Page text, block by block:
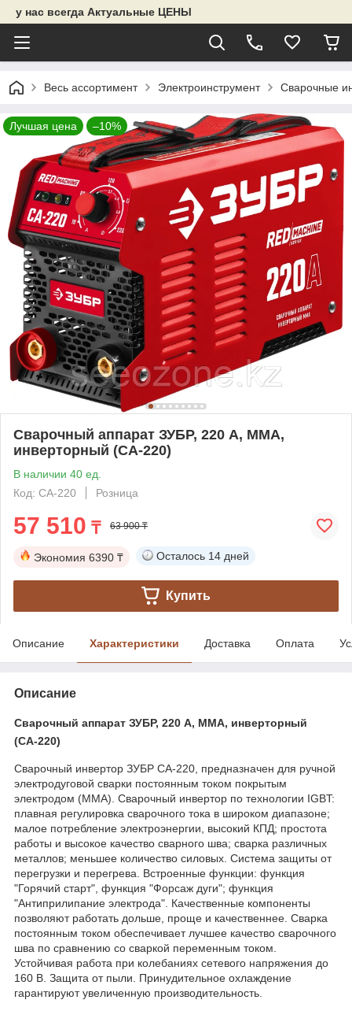
у нас всегда Актуальные ЦЕНЫ
Весь ассортимент Электроинструмент Сварочные
Лучшая цена –10%
Сварочный аппарат ЗУБР, 220 А, MMA,
инверторный (СА-220)
В наличии 40 ед.
Код: СА-220
Розница
57 510 ₸ 63 900 ₸
Экономия 6390 ₸ Осталось 14 дней
Купить
Описание Характеристики Доставка Оплата
Описание
Сварочный аппарат ЗУБР, 220 А, MMA, инверторный
(СА-220)
Сварочный инвертор ЗУБР СА-220, предназначен для ручной
электродуговой сварки постоянным током покрытым
электродом (ММА). Сварочный инвертор по технологии IGBT:
плавная регулировка сварочного тока в широком диапазоне;
малое потребление электроэнергии, высокий КПД; простота
работы и высокое качество сварного шва; сварка различных
металлов; меньшее количество силовых. Система защиты от
перегрузки и перегрева. Встроенные функции: функция
"Горячий старт", функция "Форсаж дуги"; функция
"Антиприлипание электрода". Качественные компоненты
позволяют работать дольше, проще и качественнее. Сварка
постоянным током обеспечивает лучшее качество сварочного
шва по сравнению со сваркой переменным током.
Устойчивая работа при колебаниях сетевого напряжения до
160 В. Защита от пыли. Принудительное охлаждение
гарантируют увеличенную производительность.